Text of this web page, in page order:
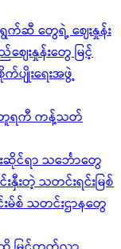
က်ဆီ တွေရဲ့ ဈေးနှုန်း
ေးနှုန်းတွေ မြင့်
ပျိုးရေးအဖွဲ့
တူရကီ ကန့်သတ်
င်ရာ သင်္ဘောတွေ
းတဲ့ သတင်းရင်းမြစ်
မ်စ် သတင်းဌာနတွေ